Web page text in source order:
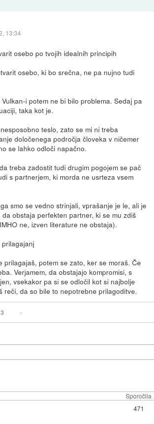
13:34
osebo po tvojih idealnih principih
osebo, ki bo srečna, ne pa nujno tudi
i potem ne bi bilo problema. Sedaj pa
taka kot je.
teslo, zato se mi ni treba
določenega področja človeka v ničemer
se lahko odloči napačno.
treba zadostit tudi drugim pogojem se pač
s partnerjem, ki morda ne usrteza vsem
smo se vedno strinjali, vprašanje je le, ali je
obstaja perfekten partner, ki se mu zdiš
ne, izven literature ne obstaja).
prilagajaš, potem se zato, ker se moraš. Če
Verjamem, da obstajajo kompromisi, s
vsekakor pa si se odločil kot si najbolje
reči, da so bile to nepotrebne prilagoditve.
3 »
Sporočila
471